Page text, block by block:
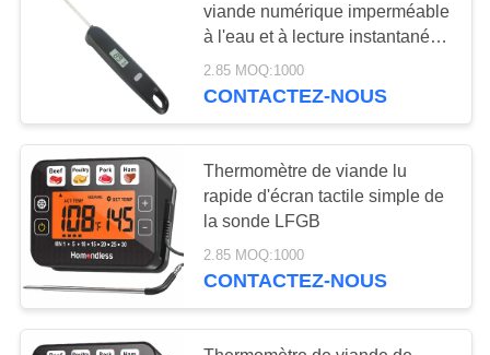
L'USINE
CONTRÔLE
DE
LA
QUALITÉ
NOUVELLES
Thermomètre de
viande
Thermomètre de
congélateur de
viande numérique imperméable
à l'eau et à lecture instantanée
pour cuisine
2.85 MOQ:1000
CONTACTEZ-NOUS
Thermomètre de viande lu
rapide d'écran tactile simple de
la sonde LFGB
2.85 MOQ:1000
CONTACTEZ-NOUS